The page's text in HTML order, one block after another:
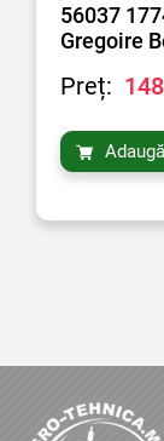
56037
Gregoire
Preț: